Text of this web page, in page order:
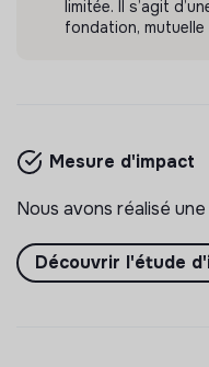
limitée. Il s’agit
fondation, mutuelle
Mesure d'impact
Nous avons réalisé
Découvrir l'étude